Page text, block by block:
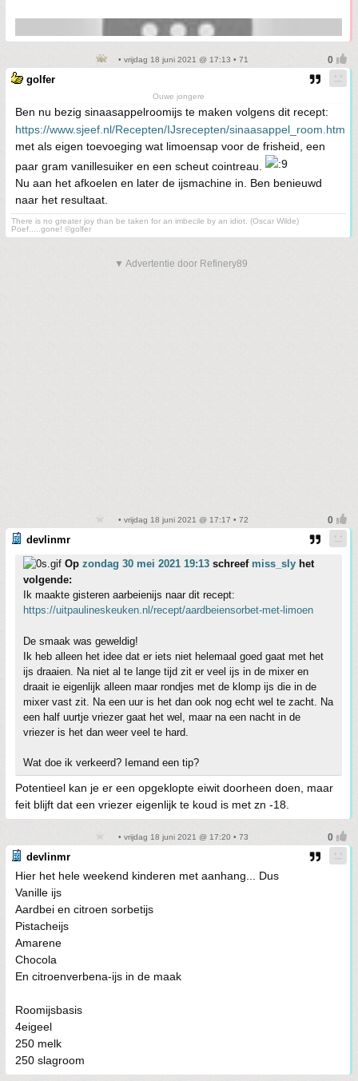
• vrijdag 18 juni 2021 @ 17:13 • 71
golfer
Ouwe jongere
Ben nu bezig sinaasappelroomijs te maken volgens dit recept:
https://www.sjeef.nl/Recepten/IJsrecepten/sinaasappel_room.html
met als eigen toevoeging wat limoensap voor de frisheid, een
paar gram vanillesuiker en een scheut cointreau.
Nu aan het afkoelen en later de ijsmachine in. Ben benieuwd
naar het resultaat.
There is no greater joy than be taken for an imbecile by an idiot. (Oscar Wilde)
Poef.....gone! ©golfer
▼ Advertentie door Refinery89
• vrijdag 18 juni 2021 @ 17:17 • 72
devlinmr
Op zondag 30 mei 2021 19:13 schreef miss_sly het
volgende:
Ik maakte gisteren aarbeienijs naar dit recept:
https://uitpaulineskeuken.nl/recept/aardbeiensorbet-met-limoen
De smaak was geweldig!
Ik heb alleen het idee dat er iets niet helemaal goed gaat met het
ijs draaien. Na niet al te lange tijd zit er veel ijs in de mixer en
draait ie eigenlijk alleen maar rondjes met de klomp ijs die in de
mixer vast zit. Na een uur is het dan ook nog echt wel te zacht. Na
een half uurtje vriezer gaat het wel, maar na een nacht in de
vriezer is het dan weer veel te hard.
Wat doe ik verkeerd? Iemand een tip?
Potentieel kan je er een opgeklopte eiwit doorheen doen, maar
feit blijft dat een vriezer eigenlijk te koud is met zn -18.
• vrijdag 18 juni 2021 @ 17:20 • 73
devlinmr
Hier het hele weekend kinderen met aanhang... Dus
Vanille ijs
Aardbei en citroen sorbetijs
Pistacheijs
Amarene
Chocola
En citroenverbena-ijs in de maak
Roomijsbasis
4eigeel
250 melk
250 slagroom